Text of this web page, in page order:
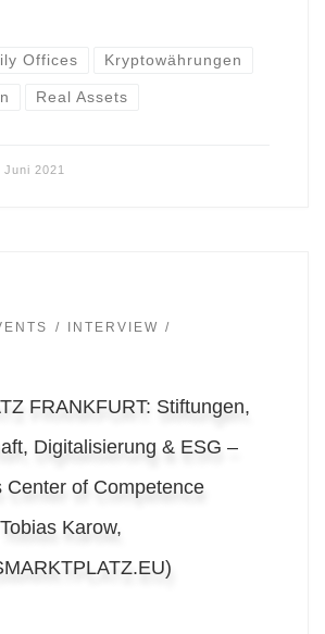
Offices Kryptowährungen
Real Assets
Juni 2021
INTERVIEW
FRANKFURT: Stiftungen,
Digitalisierung & ESG –
Center of Competence
Karow,